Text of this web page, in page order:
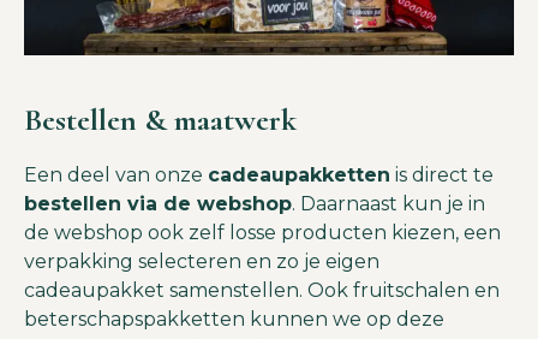
Bestellen & maatwerk
Een deel van onze cadeaupakketten is direct te
bestellen via de webshop. Daarnaast kun je in
de webshop ook zelf losse producten kiezen, een
verpakking selecteren en zo je eigen
cadeaupakket samenstellen. Ook fruitschalen en
beterschapspakketten kunnen we op deze